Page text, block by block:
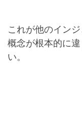
これが他のイン
概念が根本的に
い。